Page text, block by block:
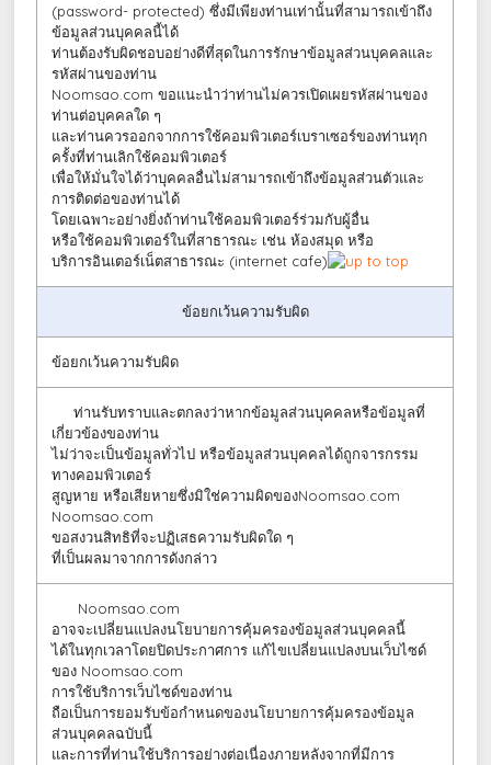
(password- protected) ซึ่งมีเพียงท่านเท่านั้นที่สามารถเข้าถึง
ข้อมูลส่วนบุคคลนี้ได้
ท่านต้องรับผิดชอบอย่างดีที่สุดในการรักษาข้อมูลส่วนบุคคลและ
รหัสผ่านของท่าน
Noomsao.com ขอแนะนำว่าท่านไม่ควรเปิดเผยรหัสผ่านของ
ท่านต่อบุคคลใด ๆ
และท่านควรออกจากการใช้คอมพิวเตอร์เบราเซอร์ของท่านทุก
ครั้งที่ท่านเลิกใช้คอมพิวเตอร์
เพื่อให้มั่นใจได้ว่าบุคคลอื่นไม่สามารถเข้าถึงข้อมูลส่วนตัวและ
การติดต่อของท่านได้
โดยเฉพาะอย่างยิ่งถ้าท่านใช้คอมพิวเตอร์ร่วมกับผู้อื่น
หรือใช้คอมพิวเตอร์ในที่สาธารณะ เช่น ห้องสมุด หรือ
บริการอินเตอร์เน็ตสาธารณะ (internet cafe)
ข้อยกเว้นความรับผิด
ข้อยกเว้นความรับผิด
ท่านรับทราบและตกลงว่าหากข้อมูลส่วนบุคคลหรือข้อมูลที่
เกี่ยวข้องของท่าน
ไม่ว่าจะเป็นข้อมูลทั่วไป หรือข้อมูลส่วนบุคคลได้ถูกจารกรรม
ทางคอมพิวเตอร์
สูญหาย หรือเสียหายซึ่งมิใช่ความผิดของNoomsao.com
Noomsao.com
ขอสงวนสิทธิที่จะปฏิเสธความรับผิดใด ๆ
ที่เป็นผลมาจากการดังกล่าว
Noomsao.com
อาจจะเปลี่ยนแปลงนโยบายการคุ้มครองข้อมูลส่วนบุคคลนี้
ได้ในทุกเวลาโดยปิดประกาศการ แก้ไขเปลี่ยนแปลงบนเว็บไซด์
ของ Noomsao.com
การใช้บริการเว็บไซด์ของท่าน
ถือเป็นการยอมรับข้อกำหนดของนโยบายการคุ้มครองข้อมูล
ส่วนบุคคลฉบับนี้
และการที่ท่านใช้บริการอย่างต่อเนื่องภายหลังจากที่มีการ